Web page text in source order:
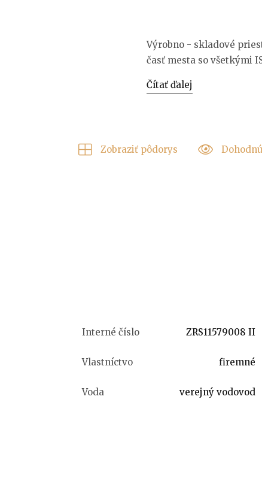
Výrobno - skladové
časť mesta so všetkými
Čítať ďalej
Zobraziť pôdorys
Interné číslo ZRS11579008 II
Vlastníctvo firemné
Voda verejný vodovod